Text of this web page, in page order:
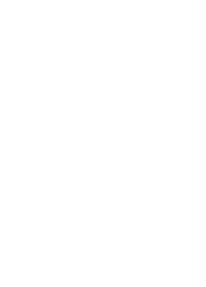
av dette nettstedet til ikke
hindrer ikke-godkjente
på et Experience Cloud-nettsted.
konfigurert
kan anonyme brukere